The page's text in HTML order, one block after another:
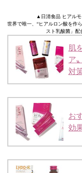
▲日清食品 ヒアル
世界で唯一、“ヒアルロン酸を作
スト乳酸菌」配
肌
ア
対
お
効